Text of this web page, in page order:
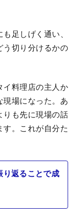
足しげく通い、
う切り分けるかの
イ料理店の主人か
現場になった。あ
りも先に現場の話
。これが自分た
り返ることで成